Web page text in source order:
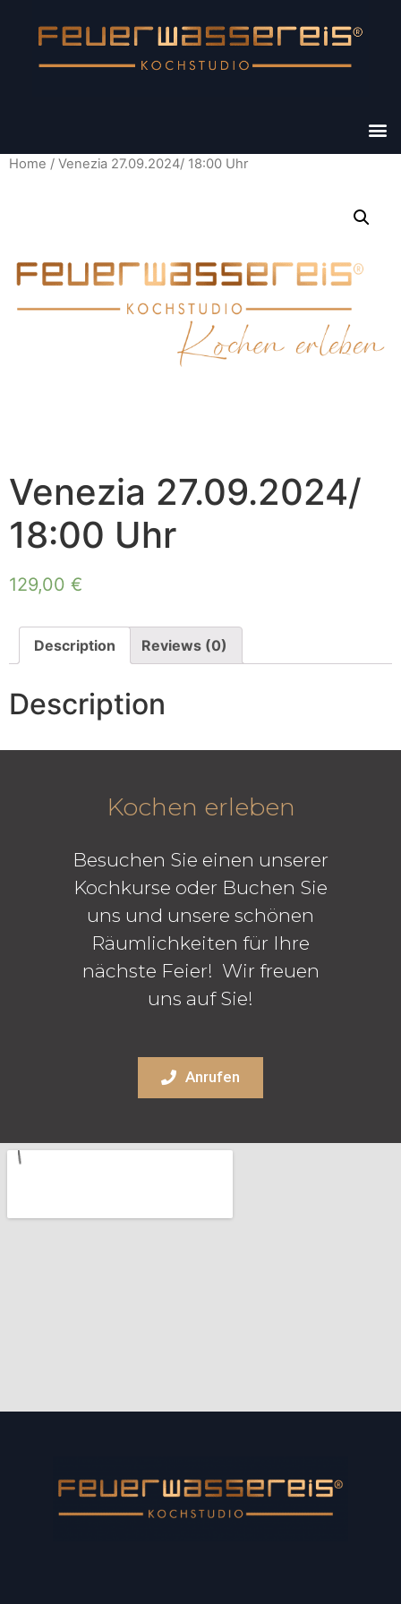
Home / Venezia 27.09.2024/ 18:00 Uhr
Venezia 27.09.2024/
18:00 Uhr
129,00 €
Description Reviews (0)
Description
Kochen erleben
Besuchen Sie einen unserer
Kochkurse oder Buchen Sie
uns und unsere schönen
Räumlichkeiten für Ihre
nächste Feier! Wir freuen
uns auf Sie!
Anrufen